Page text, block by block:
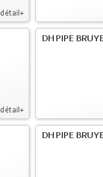
détail+
détail+
DH PIPE
DH PIPE